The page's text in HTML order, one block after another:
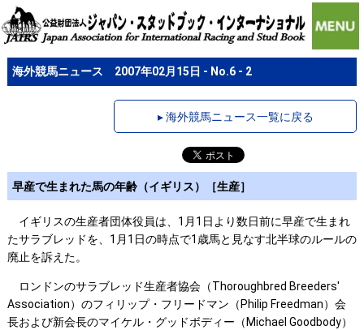
海外競馬ニュース 2007年02月15日 - No.6 - 2
▸ 海外競馬ニュース一覧に戻る
早産で生まれた馬の年齢（イギリス）［生産］
イギリスの生産者団体役員は、1月1日より数日前に早産で生まれ
たサラブレッドを、1月1日の時点で1歳馬と見なす北半球のルールの
廃止を訴えた。
ロンドンのサラブレッド生産者協会（Thoroughbred Breeders'
Association）のフィリップ・フリードマン（Philip Freedman）会
長および新会長のマイケル・グッドボディー（Michael Goodbody）